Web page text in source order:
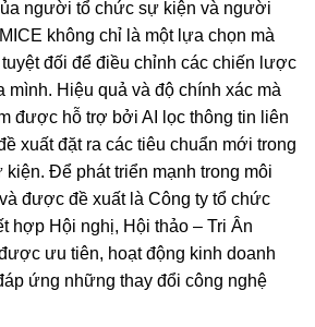
người tổ chức sự kiện và người
không chỉ là một lựa chọn mà
đối để điều chỉnh các chiến lược
Hiệu quả và độ chính xác mà
được hỗ trợ bởi AI lọc thông tin liên
xuất đặt ra các tiêu chuẩn mới trong
Để phát triển mạnh trong môi
được đề xuất là Công ty tổ chức
hợp Hội nghị, Hội thảo – Tri Ân
ưu tiên, hoạt động kinh doanh
ứng những thay đổi công nghệ